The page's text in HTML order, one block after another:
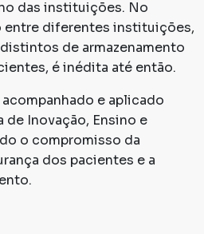
das instituições. No
entre diferentes instituições,
de armazenamento
é inédita até então.
e aplicado
de Inovação, Ensino e
o compromisso da
dos pacientes e a